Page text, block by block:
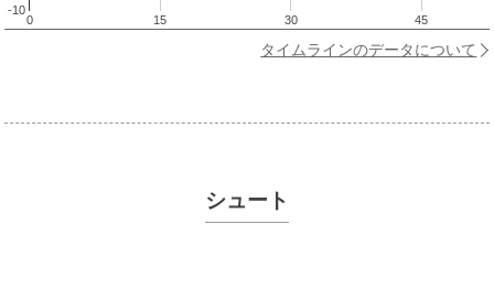
0 15 30 45
-10
タイムラインのデータについて
シュート